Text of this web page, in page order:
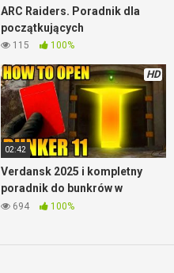
ARC Raiders. Poradnik dla
początkujących
115 100%
HD
02:42
Verdansk 2025 i kompletny
poradnik do bunkrów w
Warzone
694 100%